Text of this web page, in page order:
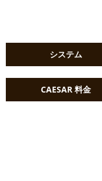
システム
CAESAR 料金